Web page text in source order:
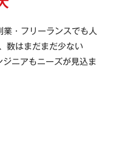
・フリーランスでも人
数はまだまだ少ない
ニアもニーズが見込ま